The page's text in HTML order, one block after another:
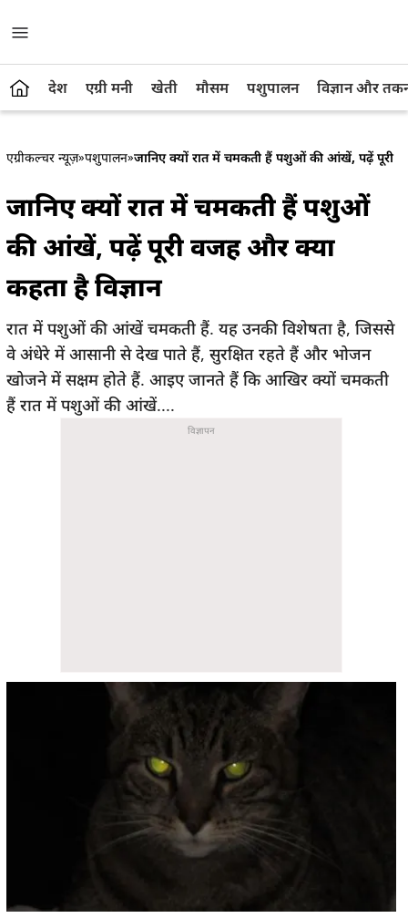
देश एग्री मनी खेती मौसम पशुपालन विज्ञान और
एग्रीकल्चर न्यूज़»पशुपालन»जानिए क्यों रात में चमकती हैं पशुओं की आंखें, पढ़ें पूरी
जानिए क्यों रात में चमकती हैं पशुओं
की आंखें, पढ़ें पूरी वजह और क्या
कहता है विज्ञान
रात में पशुओं की आंखें चमकती हैं. यह उनकी विशेषता है, जिससे
वे अंधेरे में आसानी से देख पाते हैं, सुरक्षित रहते हैं और भोजन
खोजने में सक्षम होते हैं. आइए जानते हैं कि आखिर क्यों चमकती
हैं रात में पशुओं की आंखें....